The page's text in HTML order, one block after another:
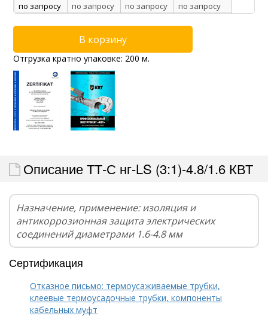
по запросу
по запросу по запросу по запросу
Отгрузка кратно упаковке: 200 м.
Описание ТТ-С нг-LS (3:1)-4.8/1.6 КВТ
Назначение, применение: изоляция и
антикоррозионная защита электрических
соединений диаметрами 1.6-4.8 мм
Сертификация
Отказное письмо: термоусаживаемые трубки,
клеевые термоусадочные трубки, компоненты
кабельных муфт